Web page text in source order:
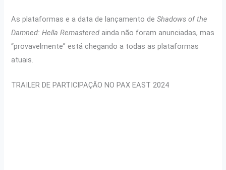
As plataformas e a data de lançamento deShadows of the
Damned: Hella Remastered ainda não foram anunciadas, mas
“provavelmente” está chegando a todas as plataformas
atuais.
TRAILER DE PARTICIPAÇÃO NO PAX EAST 2024